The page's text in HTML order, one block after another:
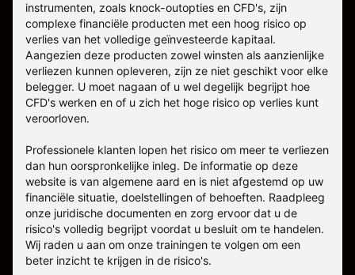
instrumenten, zoals knock-outopties en CFD's, zijn
complexe financiële producten met een hoog risico op
verlies van het volledige geïnvesteerde kapitaal.
Aangezien deze producten zowel winsten als aanzienlijke
verliezen kunnen opleveren, zijn ze niet geschikt voor elke
belegger. U moet nagaan of u wel degelijk begrijpt hoe
CFD's werken en of u zich het hoge risico op verlies kunt
veroorloven.
Professionele klanten lopen het risico om meer te verliezen
dan hun oorspronkelijke inleg. De informatie op deze
website is van algemene aard en is niet afgestemd op uw
financiële situatie, doelstellingen of behoeften. Raadpleeg
onze juridische documenten en zorg ervoor dat u de
risico's volledig begrijpt voordat u besluit om te handelen.
Wij raden u aan om onze trainingen te volgen om een
beter inzicht te krijgen in de risico's.